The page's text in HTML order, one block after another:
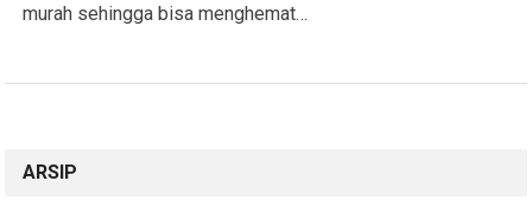
murah sehingga bisa menghemat…
ARSIP